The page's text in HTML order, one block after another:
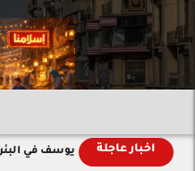
اخبار عاجلة يوسف في البئر